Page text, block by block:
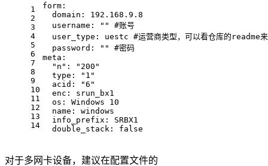
1
2
3
4
5
6
7
8
9
10
11
12
13
14
form:
domain:
192.168 .9 .8
username:
""
#账号
user_type:
uestc #运营商类型，可以看仓库的readme
password:
""
#密码
meta:
"n":
"200"
type:
"1"
acid:
"6"
enc:
srun_bx1
os:
Windows
10
name:
windows
info_prefix:
SRBX1
double_stack:
false
对于多网卡设备，建议在配置文件的